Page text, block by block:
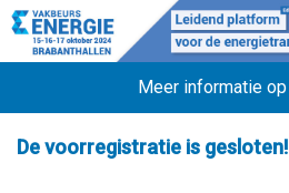
Meer informatie op
De voorregistratie is gesloten!